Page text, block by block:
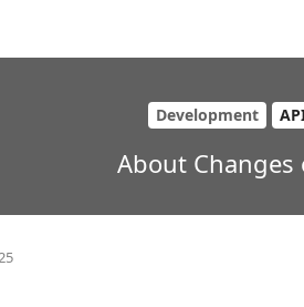
Development
About